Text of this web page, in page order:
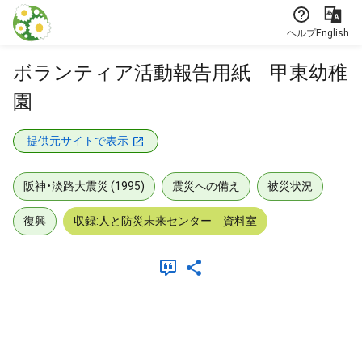
本文に飛ぶ
ヘルプEnglish
ボランティア活動報告用紙 甲東幼稚
園
提供元サイトで表示
阪神・淡路大震災 (1995) 震災への備え 被災状況
復興 収録:人と防災未来センター 資料室